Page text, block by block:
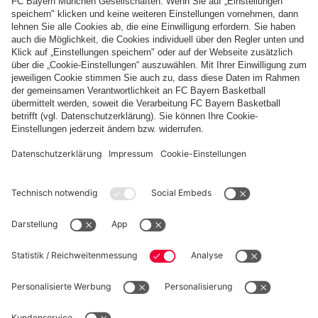
MONTAG, 31.08.
PARTNER
fcbayern.com Basketball